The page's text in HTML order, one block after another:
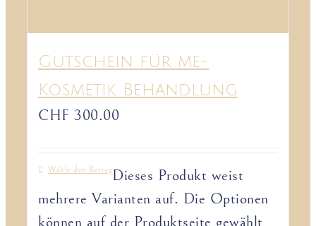
Gutschein für me-
Kosmetik Behandlung
CHF 300.00
Wähle den BetragDieses Produkt weist
mehrere Varianten auf. Die Optionen
können auf der Produktseite gewählt